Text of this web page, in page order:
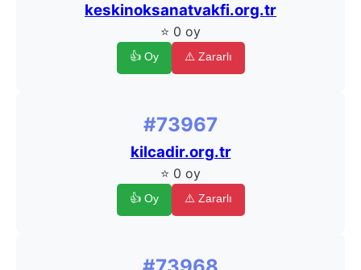
keskinoksanatvakfi.org.tr
⭐ 0 oy
👍 Oy ⚠️ Zararlı
#73967
kilcadir.org.tr
⭐ 0 oy
👍 Oy ⚠️ Zararlı